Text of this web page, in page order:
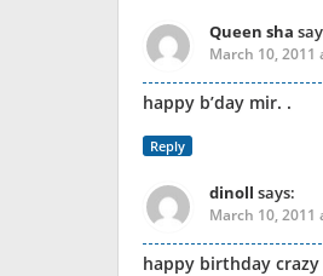
Queen sha
March 10, 2011
happy b’day mir. .
Reply
dinoll says:
March 10, 2011
happy birthday crazy